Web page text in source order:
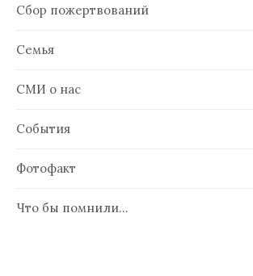
Сбор пожертвований
Семья
СМИ о нас
События
Фотофакт
Что бы помнили…